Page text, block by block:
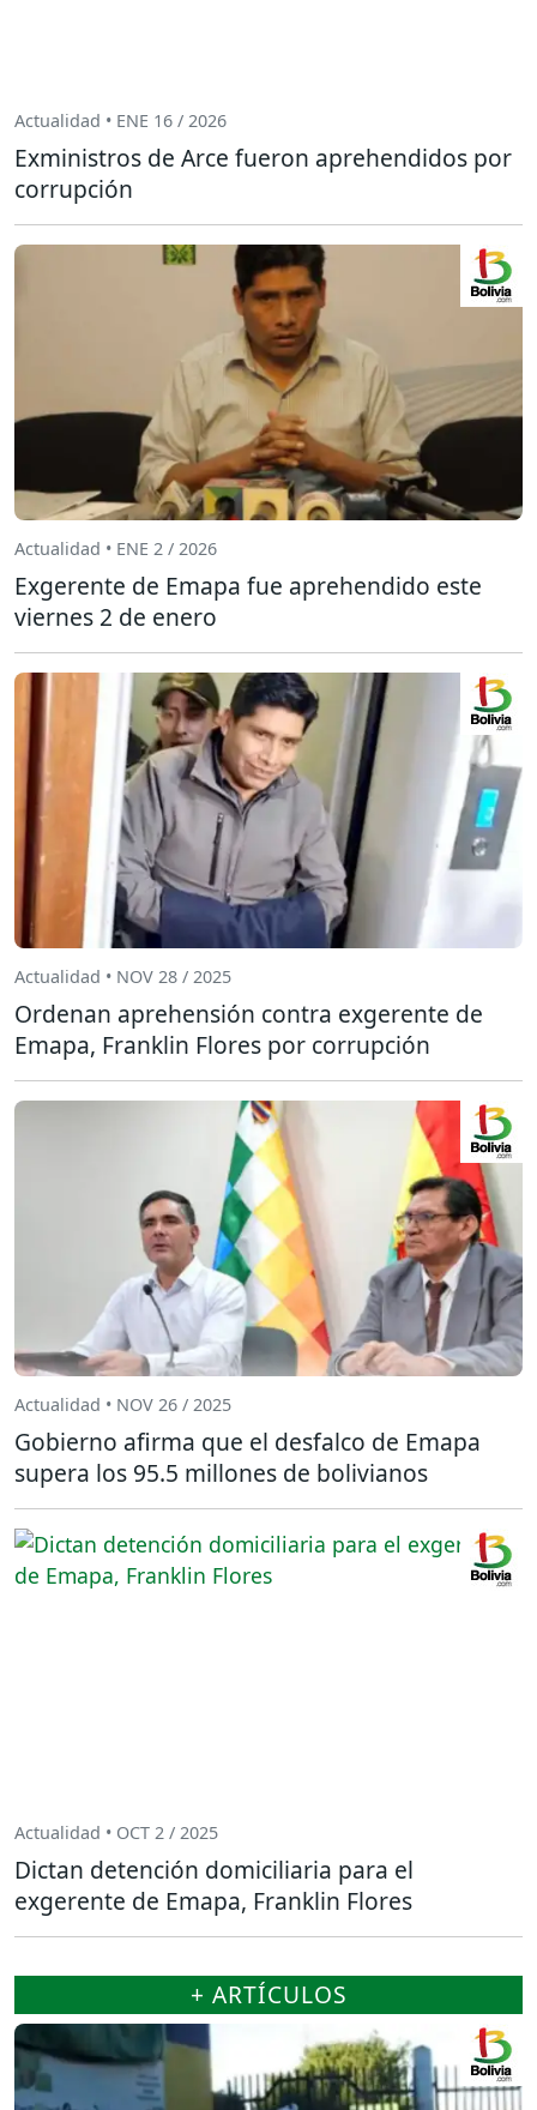
Actualidad • ENE 16 / 2026
Exministros de Arce fueron aprehendidos por
corrupción
Actualidad • ENE 2 / 2026
Exgerente de Emapa fue aprehendido este
viernes 2 de enero
Actualidad • NOV 28 / 2025
Ordenan aprehensión contra exgerente de
Emapa, Franklin Flores por corrupción
Actualidad • NOV 26 / 2025
Gobierno afirma que el desfalco de Emapa
supera los 95.5 millones de bolivianos
Actualidad • OCT 2 / 2025
Dictan detención domiciliaria para el
exgerente de Emapa, Franklin Flores
+ ARTÍCULOS